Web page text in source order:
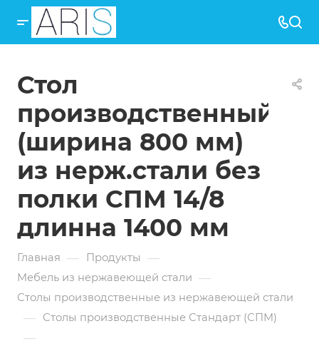
Стол
производственный
(ширина 800 мм)
из нерж.стали без
полки СПМ 14/8
длинна 1400 мм
Главная — Продукты —
Мебель из нержавеющей стали —
Столы производственные из нержавеющей стали
— Столы производственные Стандарт (СПМ)
—